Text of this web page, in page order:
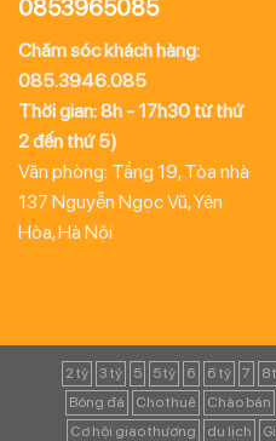
0853965085
Chăm sóc khách hàng:
085.3946.085
Thời gian: 8h - 17h30 từ thứ
2 đến thứ 5)
Văn phòng: Tầng 19, Tòa nhà
137 Nguyễn Ngọc Vũ, Yên
Hòa, Hà Nội
2 tỷ 3 tỷ 5 5 tỷ 6 6 tỷ 7 8
Bóng đá
Cho thuê Chào bán
Cơ hội giao thương
du lịch